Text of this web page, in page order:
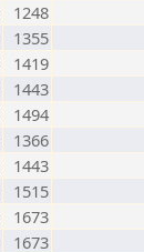
1248
1355
1419
1443
1494
1366
1443
1515
1673
1673